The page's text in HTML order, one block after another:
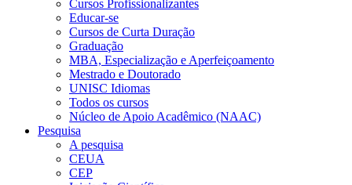
Cursos Profissionalizantes
Educar-se
Cursos de Curta Duração
Graduação
MBA, Especialização e Aperfeiçoamento
Mestrado e Doutorado
UNISC Idiomas
Todos os cursos
Núcleo de Apoio Acadêmico (NAAC)
Pesquisa
A pesquisa
CEUA
CEP